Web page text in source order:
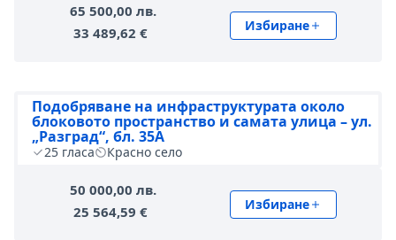
65 500,00 лв.
33 489,62 €
Избиране
Подобряване на инфраструктурата около
блоковото пространство и самата улица – ул.
„Разград“, бл. 35А
25 гласа Красно село
50 000,00 лв.
25 564,59 €
Избиране